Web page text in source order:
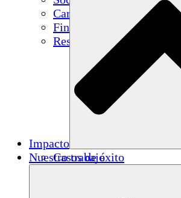
Carreras
Finanzas
Resources
Impacto
Casos de éxito
Nuestro trabajo